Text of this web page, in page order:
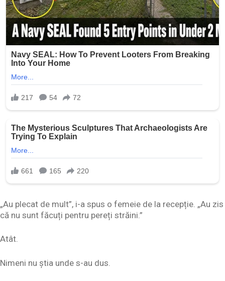
„Au plecat de mult”, i-a spus o femeie de la recepție. „Au zis
că nu sunt făcuți pentru pereți străini.”
Atât.
Nimeni nu știa unde s-au dus.